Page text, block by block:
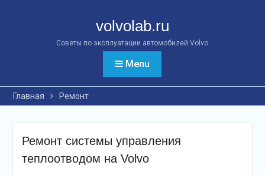
volvolab.ru
Советы по эксплуатации автомобилей Volvo
Menu
Главная Ремонт
Ремонт системы управления
теплоотводом на Volvo